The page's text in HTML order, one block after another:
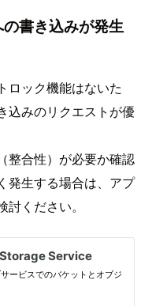
書き込みが発生
ロック機能はないた
込みのリクエストが優
整合性）が必要か確認
発生する場合は、アプ
ください。